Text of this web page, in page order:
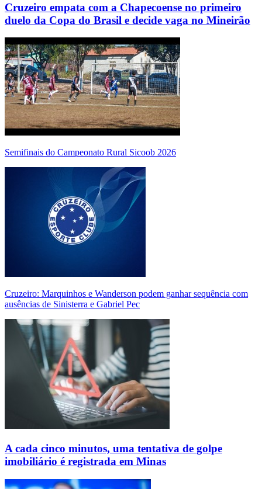
Cruzeiro empata com a Chapecoense no primeiro
duelo da Copa do Brasil e decide vaga no Mineirão
Semifinais do Campeonato Rural Sicoob 2026
Cruzeiro: Marquinhos e Wanderson podem ganhar sequência com
ausências de Sinisterra e Gabriel Pec
A cada cinco minutos, uma tentativa de golpe
imobiliário é registrada em Minas